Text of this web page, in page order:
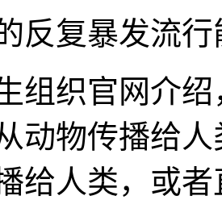
反复暴发流
组织官网介
动物传播给
给人类，或